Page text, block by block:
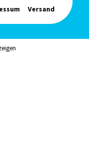
Versand